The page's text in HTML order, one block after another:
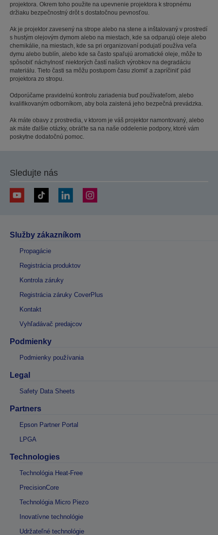
projektora. Okrem toho použite na upevnenie projektora k stropnému
držiaku bezpečnostný drôt s dostatočnou pevnosťou.
Ak je projektor zavesený na strope alebo na stene a inštalovaný v prostredí
s hustým olejovým dymom alebo na miestach, kde sa odparujú oleje alebo
chemikálie, na miestach, kde sa pri organizovaní podujatí používa veľa
dymu alebo bublín, alebo kde sa často spaľujú aromatické oleje, môže to
spôsobiť náchylnosť niektorých častí našich výrobkov na degradáciu
materiálu. Tieto časti sa môžu postupom času zlomiť a zapríčiniť pád
projektora zo stropu.
Odporúčame pravidelnú kontrolu zariadenia buď používateľom, alebo
kvalifikovaným odborníkom, aby bola zaistená jeho bezpečná prevádzka.
Ak máte obavy z prostredia, v ktorom je váš projektor namontovaný, alebo
ak máte ďalšie otázky, obráťte sa na naše oddelenie podpory, ktoré vám
poskytne dodatočnú pomoc.
Sledujte nás
Služby zákazníkom
Propagácie
Registrácia produktov
Kontrola záruky
Registrácia záruky CoverPlus
Kontakt
Vyhľadávač predajcov
Podmienky
Podmienky používania
Legal
Safety Data Sheets
Partners
Epson Partner Portal
LPGA
Technologies
Technológia Heat-Free
PrecisionCore
Technológia Micro Piezo
Inovatívne technológie
Udržateľné technológie